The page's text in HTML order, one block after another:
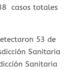
casos totales
53 de
Sanitaria
Sanitaria